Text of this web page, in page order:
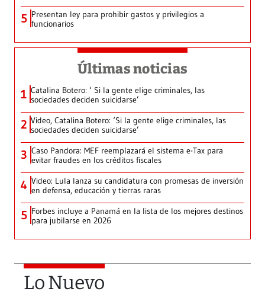
5 Presentan ley para prohibir gastos y privilegios a
funcionarios
Últimas noticias
1 Catalina Botero: ‘ Si la gente elige criminales, las
sociedades deciden suicidarse’
2 Video, Catalina Botero: ‘Si la gente elige criminales, las
sociedades deciden suicidarse’
3 Caso Pandora: MEF reemplazará el sistema e-Tax para
evitar fraudes en los créditos fiscales
4 Video: Lula lanza su candidatura con promesas de inversión
en defensa, educación y tierras raras
5 Forbes incluye a Panamá en la lista de los mejores destinos
para jubilarse en 2026
Lo Nuevo